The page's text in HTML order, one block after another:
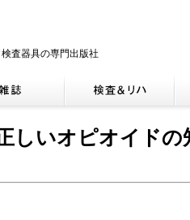
査器具の専門出版社
しいオピオイドの